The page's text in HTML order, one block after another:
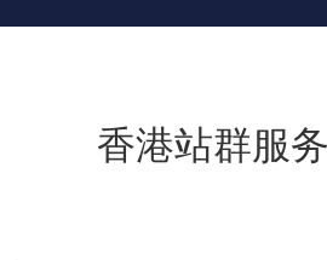
香港站群服